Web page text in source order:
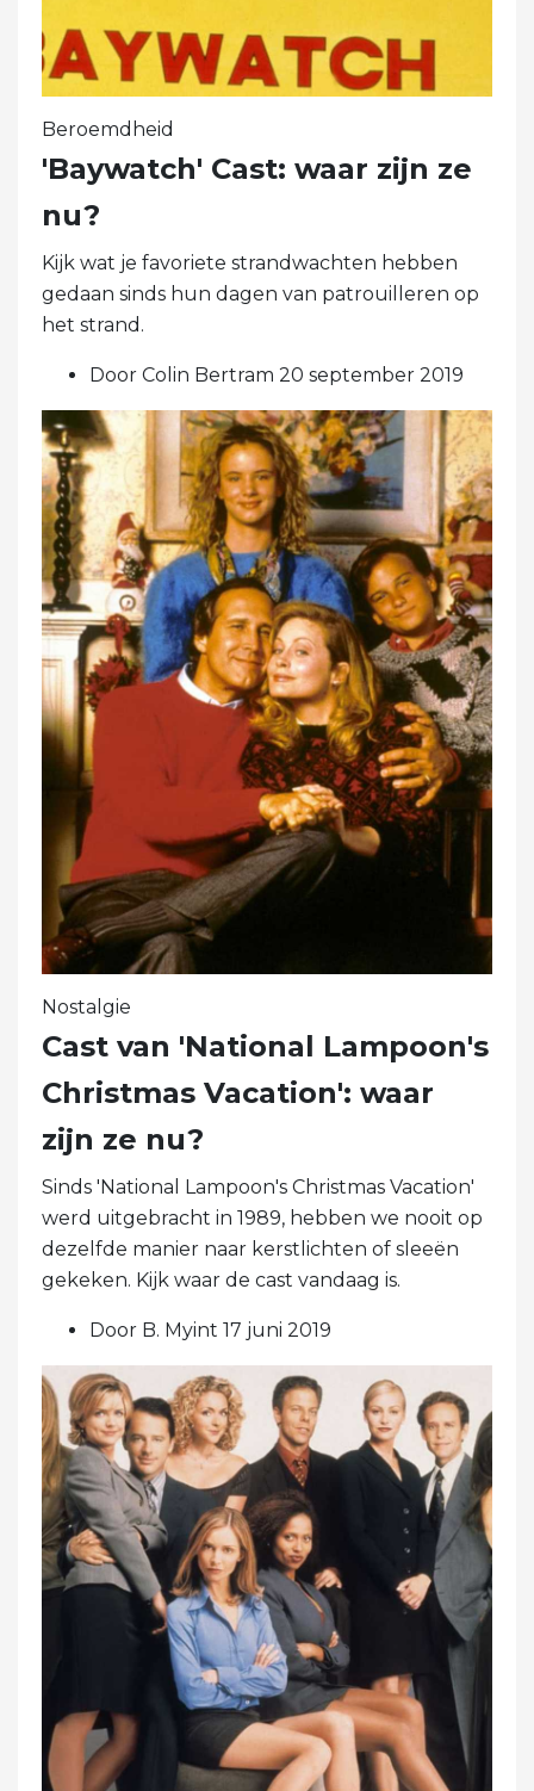
Beroemdheid
'Baywatch' Cast: waar zijn ze
nu?
Kijk wat je favoriete strandwachten hebben
gedaan sinds hun dagen van patrouilleren op
het strand.
Door Colin Bertram 20 september 2019
Nostalgie
Cast van 'National Lampoon's
Christmas Vacation': waar
zijn ze nu?
Sinds 'National Lampoon's Christmas Vacation'
werd uitgebracht in 1989, hebben we nooit op
dezelfde manier naar kerstlichten of sleeën
gekeken. Kijk waar de cast vandaag is.
Door B. Myint 17 juni 2019